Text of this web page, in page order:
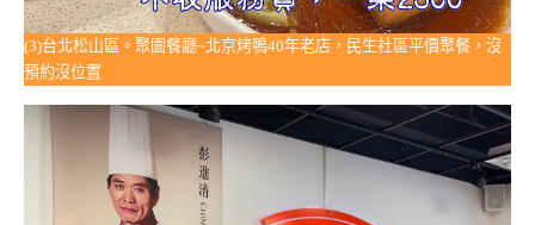
(3)台北松山區。聚園餐廳~北京烤鴨40年老店，民生社區平價聚餐，沒
預約沒位置